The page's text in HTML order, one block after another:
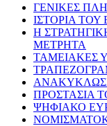
ΓΕΝΙΚΕΣ
ΙΣΤΟΡΙΑ ΤΟΥ
Η
ΜΕΤΡΗΤΑ
ΤΑΜΕΙΑΚΕΣ
ΠΡΟΣΤΑΣΙΑ
ΨΗΦΙΑΚΟ